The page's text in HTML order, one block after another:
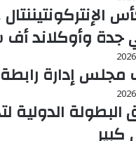
جدة وأوكلاند
مجلس إدارة